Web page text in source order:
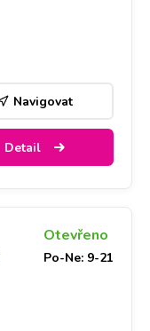
Navigovat
Detail
Otevřeno
Po-Ne: 9-21